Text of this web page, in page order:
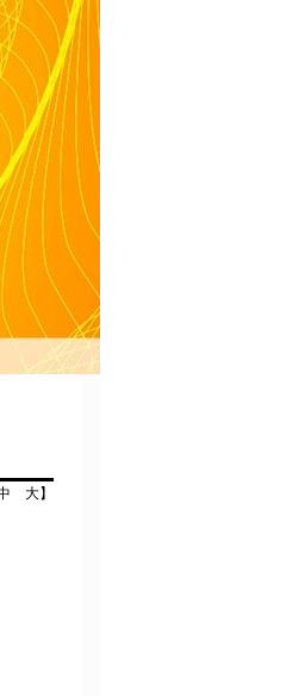
大】